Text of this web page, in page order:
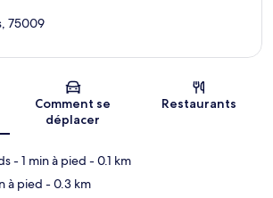
Carte
75009
Comment se
déplacer
Restaurants
- 1 min à pied - 0.1 km
à pied - 0.3 km